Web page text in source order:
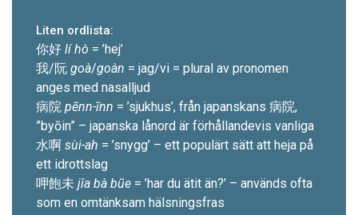
Liten ordlista:
你好 lí hò = ’hej’
我/阮 goà/goàn = jag/vi = ­plural av pronomen
anges med nasalljud
病院 pēnn-īnn = ’sjukhus’, från japanskans 病院,
”byōin” – japanska lånord är för­hållandevis vanliga
水啊 sùi-ah = ’snygg’ – ett populärt sätt att heja på
ett idrottslag
呷飽未 jîa bà bũe = ’har du ätit än?’ – används ofta
som en omtänksam hälsningsfras